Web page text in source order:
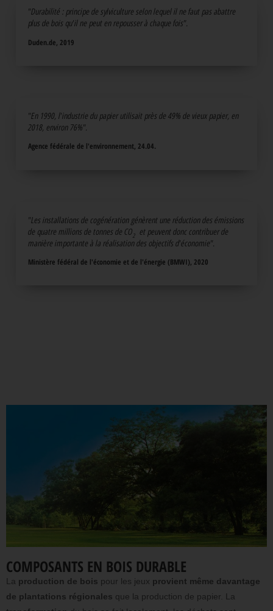
"Durabilité : principe de sylviculture selon lequel il ne faut pas abattre
plus de bois qu'il ne peut en repousser à chaque fois".
Duden.de, 2019
"En 1990, l'industrie du papier utilisait près de 49% de vieux papier, en
2018, environ 76%".
Agence fédérale de l'environnement, 24.04.
"Les installations de cogénération génèrent une réduction des émissions
de quatre millions de tonnes de CO
et peuvent donc contribuer de
manière importante à la réalisation des objectifs d'économie".
Ministère fédéral de l'économie et de l'énergie (BMWI), 2020
COMPOSANTS EN BOIS DURABLE
La production de bois pour les jeux provient même davantage
de plantations régionales que la production de papier. La